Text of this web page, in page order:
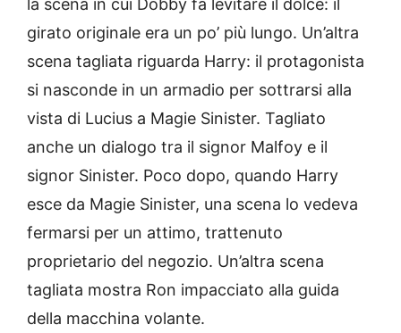
la scena in cui Dobby fa levitare il dolce: il
girato originale era un po’ più lungo. Un’altra
scena tagliata riguarda Harry: il protagonista
si nasconde in un armadio per sottrarsi alla
vista di Lucius a Magie Sinister. Tagliato
anche un dialogo tra il signor Malfoy e il
signor Sinister. Poco dopo, quando Harry
esce da Magie Sinister, una scena lo vedeva
fermarsi per un attimo, trattenuto
proprietario del negozio. Un’altra scena
tagliata mostra Ron impacciato alla guida
della macchina volante.